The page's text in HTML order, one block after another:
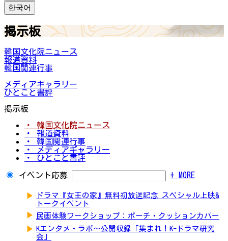
한국어
掲示板
韓国文化院ニュース
報道資料
韓国関連行事
メディアギャラリー
ひとこと書評
掲示板
・ 韓国文化院ニュース
・ 報道資料
・ 韓国関連行事
・ メディアギャラリー
・ ひとこと書評
イベント応募 + MORE
▶
ドラマ『女王の家』無料初放送記念 スペシャル上映&
トークイベント
▶ 民画体験ワークショップ：ポーチ・クッションカバー
▶ Kエンタメ・ラボ～公開収録「集まれ！K-ドラマ研究
会」